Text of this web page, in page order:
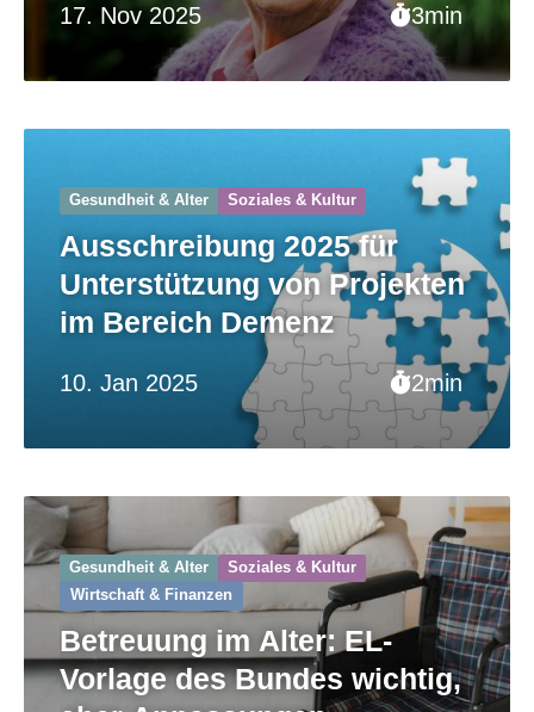
17. Nov 2025 3min
10. Jan 2025 2min
Gesundheit & Alter Soziales & Kultur
Ausschreibung 2025 für
Unterstützung von Projekten
im Bereich Demenz
Gesundheit & Alter
Soziales & Kultur
Wirtschaft & Finanzen
Betreuung im Alter: EL-
Vorlage des Bundes wichtig,